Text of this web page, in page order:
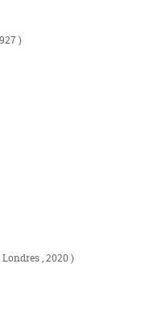
)
, 2020 )